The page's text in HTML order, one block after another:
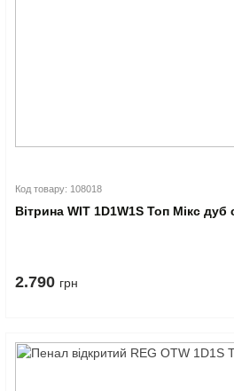
Код товару: 108018
Вітрина WIT 1D1W1S Топ Мікс
2.790 грн